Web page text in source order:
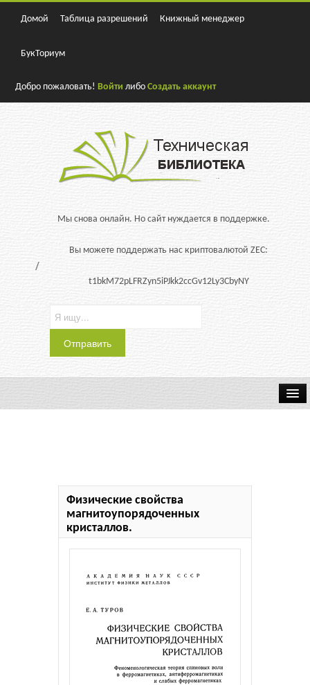
Домой Таблица разрешений Книжный менеджер
БукТориум
Добро пожаловать!Войти либоСоздать аккаунт
Мы снова онлайн. Но сайт нуждается в поддержке.
Вы можете поддержать нас криптовалютой ZEC:
t1bkM72pLFRZyn5iPJkk2ccGv12Ly3CbyNY
Физические свойства
магнитоупорядоченных
кристаллов.